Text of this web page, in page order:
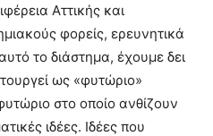
Αττικής και
φορείς, ερευνητικά
το διάστημα, έχουμε δει
ως «φυτώριο»
στο οποίο ανθίζουν
ιδέες. Ιδέες που